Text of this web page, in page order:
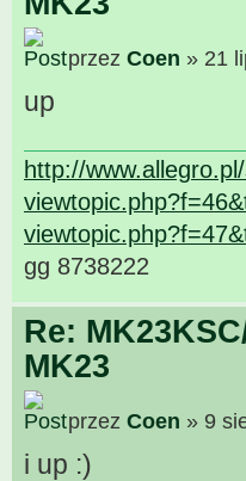
przez Coen » 21
up
http://
gg 8738222
Re:
MK23
przez Coen » 9
i up :)